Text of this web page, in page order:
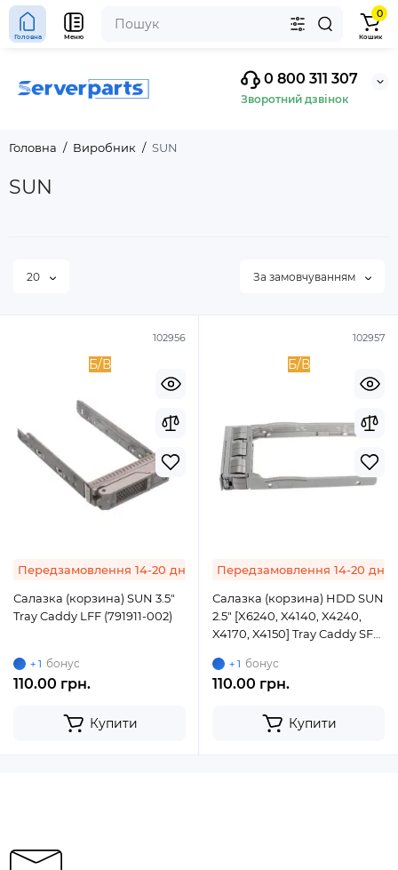
0 800 311 307
Зворотний дзвінок
Головна Меню
0
Кошик
Головна Виробник SUN
SUN
20 За замовчуванням
102956
Б/В
Передзамовлення 14-20 днів
Салазка (корзина) SUN 3.5"
Tray Caddy LFF (791911-002)
+ 1 бонус
110.00 грн.
Купити
102957
Б/В
Передзамовлення 14-20 днів
Салазка (корзина) HDD SUN
2.5" [X6240, X4140, X4240,
X4170, X4150] Tray Caddy SFF
+ 1 бонус
110.00 грн.
Купити